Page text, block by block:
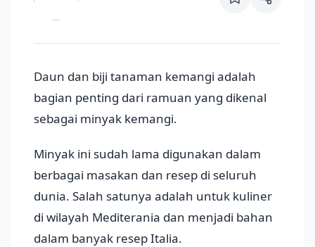
Daun dan biji tanaman kemangi adalah
bagian penting dari ramuan yang dikenal
sebagai minyak kemangi.
Minyak ini sudah lama digunakan dalam
berbagai masakan dan resep di seluruh
dunia. Salah satunya adalah untuk kuliner
di wilayah Mediterania dan menjadi bahan
dalam banyak resep Italia.